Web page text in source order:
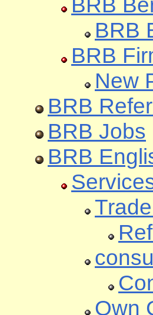
BRB
BRB
New
BRB
BRB Jobs
BRB
Own